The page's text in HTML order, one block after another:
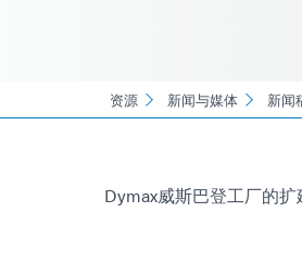
资源 新闻与媒体 新闻
Dymax威斯巴登工厂的